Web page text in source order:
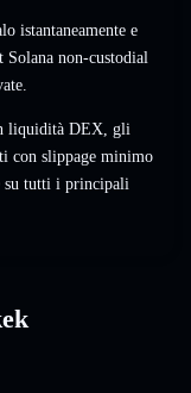
istantaneamente e
non-custodial
liquidità DEX, gli
con slippage minimo
su tutti i principali